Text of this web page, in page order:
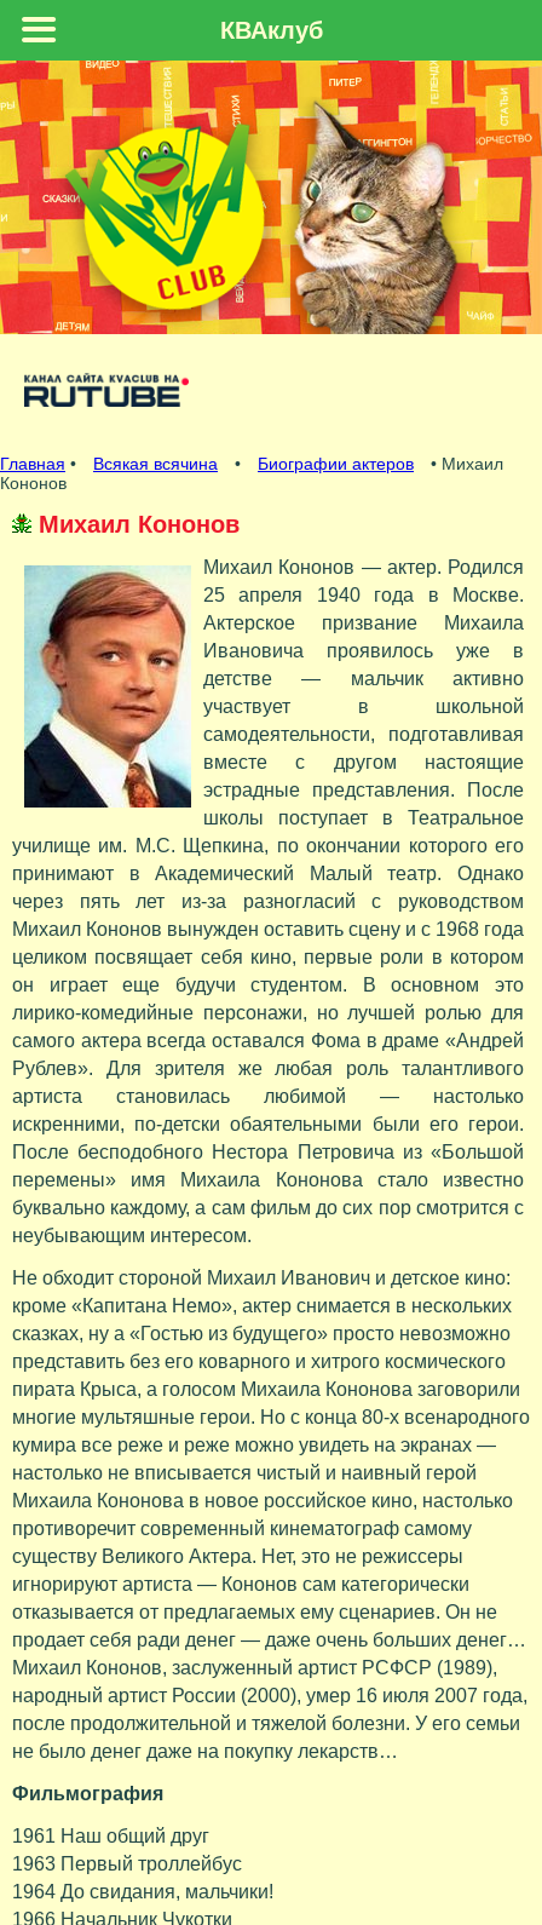
Главная • Всякая всячина • Биографии актеров
• Михаил
Кононов
Михаил Кононов
Михаил Кононов — актер. Родился
25 апреля 1940 года в Москве.
Актерское призвание Михаила
Ивановича проявилось уже в
детстве — мальчик активно
участвует в школьной
самодеятельности, подготавливая
вместе с другом настоящие
эстрадные представления. После
школы поступает в Театральное
училище им. М.С. Щепкина, по окончании которого его
принимают в Академический Малый театр. Однако
через пять лет из-за разногласий с руководством
Михаил Кононов вынужден оставить сцену и с 1968 года
целиком посвящает себя кино, первые роли в котором
он играет еще будучи студентом. В основном это
лирико-комедийные персонажи, но лучшей ролью для
самого актера всегда оставался Фома в драме «Андрей
Рублев». Для зрителя же любая роль талантливого
артиста становилась любимой — настолько
искренними, по-детски обаятельными были его герои.
После бесподобного Нестора Петровича из «Большой
перемены» имя Михаила Кононова стало известно
буквально каждому, а сам фильм до сих пор смотрится с
неубывающим интересом.
Не обходит стороной Михаил Иванович и детское кино:
кроме «Капитана Немо», актер снимается в нескольких
сказках, ну а «Гостью из будущего» просто невозможно
представить без его коварного и хитрого космического
пирата Крыса, а голосом Михаила Кононова заговорили
многие мультяшные герои. Но с конца 80-х всенародного
кумира все реже и реже можно увидеть на экранах —
настолько не вписывается чистый и наивный герой
Михаила Кононова в новое российское кино, настолько
противоречит современный кинематограф самому
существу Великого Актера. Нет, это не режиссеры
игнорируют артиста — Кононов сам категорически
отказывается от предлагаемых ему сценариев. Он не
продает себя ради денег — даже очень больших денег…
Михаил Кононов, заслуженный артист РСФСР (1989),
народный артист России (2000), умер 16 июля 2007 года,
после продолжительной и тяжелой болезни. У его семьи
не было денег даже на покупку лекарств…
Фильмография
1961 Наш общий друг
1963 Первый троллейбус
1964 До свидания, мальчики!
1966 Начальник Чукотки
КВАклуб